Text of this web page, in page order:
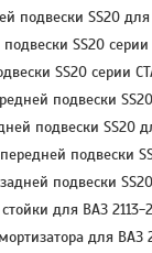
подвески SS20
SS20
SS20 серии
подвески
подвески SS20
подвески
подвески
для ВАЗ 2113-
для ВАЗ